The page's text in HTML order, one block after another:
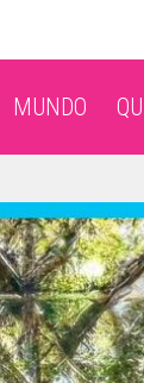
MUNDO